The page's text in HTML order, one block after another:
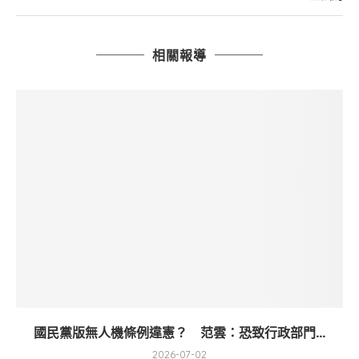
相關報導
國民黨版無人機條例違憲？ 范雲：恐致行政部門...
2026-07-02